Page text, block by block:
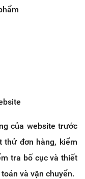
của website trước
thử đơn hàng, kiểm
tra bố cục và thiết
và vận chuyển.